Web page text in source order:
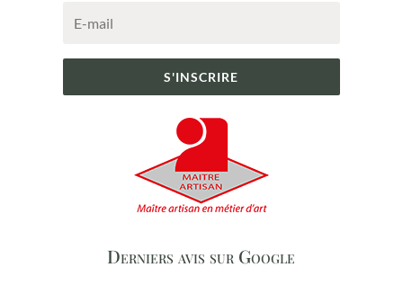
S'INSCRIRE
Derniers avis sur Google